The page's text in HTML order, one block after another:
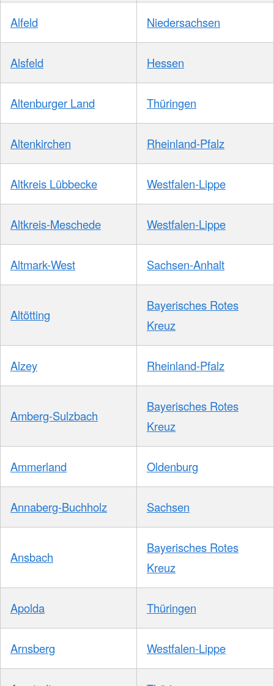
Alfeld Niedersachsen
Alsfeld Hessen
Altenburger Land Thüringen
Altenkirchen Rheinland-Pfalz
Altkreis Lübbecke Westfalen-Lippe
Altkreis-Meschede Westfalen-Lippe
Altmark-West Sachsen-Anhalt
Altötting
Bayerisches Rotes
Kreuz
Alzey Rheinland-Pfalz
Amberg-Sulzbach
Bayerisches Rotes
Kreuz
Ammerland Oldenburg
Annaberg-Buchholz Sachsen
Ansbach
Bayerisches Rotes
Kreuz
Apolda Thüringen
Arnsberg Westfalen-Lippe